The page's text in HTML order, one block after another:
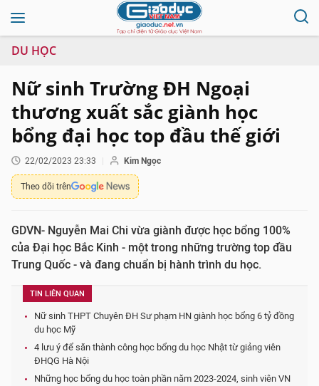
DU HỌC
Nữ sinh Trường ĐH Ngoại
thương xuất sắc giành học
bổng đại học top đầu thế giới
22/02/2023 23:33 Kim Ngọc
Theo dõi trên
GDVN- Nguyễn Mai Chi vừa giành được học bổng 100%
của Đại học Bắc Kinh - một trong những trường top đầu
Trung Quốc - và đang chuẩn bị hành trình du học.
TIN LIÊN QUAN
Nữ sinh THPT Chuyên ĐH Sư phạm HN giành học bổng 6 tỷ đồng
du học Mỹ
4 lưu ý để săn thành công học bổng du học Nhật từ giảng viên
ĐHQG Hà Nội
Những học bổng du học toàn phần năm 2023-2024, sinh viên VN